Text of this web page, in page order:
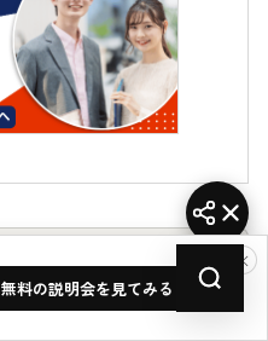
×
無料の説明会を見てみる →